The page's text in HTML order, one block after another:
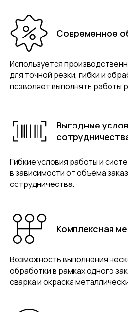
Современное
Используется
для точной резки, гибки и
позволяет выполнять работы
Выгодные
Гибкие условия работы и
в зависимости от объёма
сотрудничества.
Комплексная
Возможность выполнения
обработки в рамках одного
сварка и окраска